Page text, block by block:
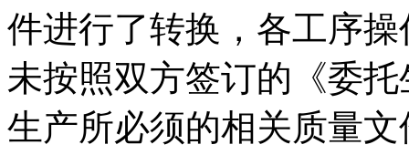
件进行了转换，各工序
未按照双方签订的《委
生产所必须的相关质量